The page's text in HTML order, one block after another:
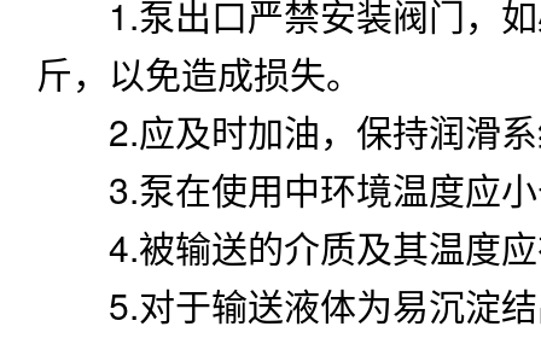
1.泵出口严禁安装阀门，如
斤，以免造成损失。
2.应及时加油，保持润滑系
3.泵在使用中环境温度应
4.被输送的介质及其温度应
5.对于输送液体为易沉淀结